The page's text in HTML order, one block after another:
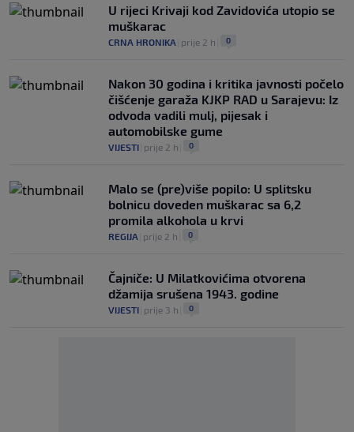
U rijeci Krivaji kod Zavidovića utopio se
muškarac
CRNA HRONIKA prije 2 h 0
Nakon 30 godina i kritika javnosti počelo
čišćenje garaža KJKP RAD u Sarajevu: Iz
odvoda vadili mulj, pijesak i
automobilske gume
VIJESTI prije 2 h 0
Malo se (pre)više popilo: U splitsku
bolnicu doveden muškarac sa 6,2
promila alkohola u krvi
REGIJA prije 2 h 0
Čajniče: U Milatkovićima otvorena
džamija srušena 1943. godine
VIJESTI prije 3 h 0